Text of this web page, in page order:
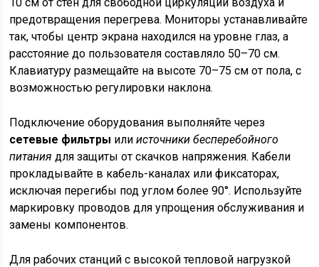
предотвращения перегрева. Мониторы устанавливайте
так, чтобы центр экрана находился на уровне глаз, а
расстояние до пользователя составляло 50–70 см.
Клавиатуру размещайте на высоте 70–75 см от пола, с
возможностью регулировки наклона.
Подключение оборудования выполняйте через
сетевые фильтры илиисточники бесперебойного
питания для защиты от скачков напряжения. Кабели
прокладывайте в кабель-каналах или фиксаторах,
исключая перегибы под углом более 90°. Используйте
маркировку проводов для упрощения обслуживания и
замены компонентов.
Для рабочих станций с высокой тепловой нагрузкой